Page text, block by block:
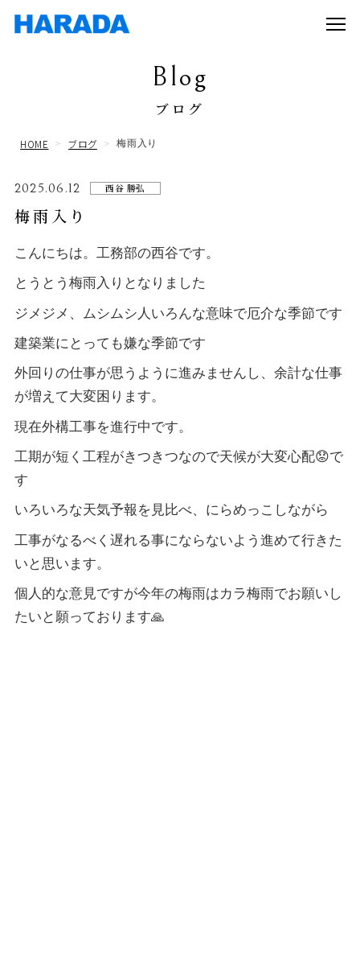
Blog
ブログ
HOME ブログ 梅雨入り
2025.06.12 西谷 勝弘
梅雨入り
こんにちは。工務部の西谷です。
とうとう梅雨入りとなりました
ジメジメ、ムシムシ人いろんな意味で厄介な季節です
建築業にとっても嫌な季節です
外回りの仕事が思うように進みませんし、余計な仕事
が増えて大変困ります。
現在外構工事を進行中です。
工期が短く工程がきつきつなので天候が大変心配😟で
す
いろいろな天気予報を見比べ、にらめっこしながら
工事がなるべく遅れる事にならないよう進めて行きた
いと思います。
個人的な意見ですが今年の梅雨はカラ梅雨でお願いし
たいと願っております🙏